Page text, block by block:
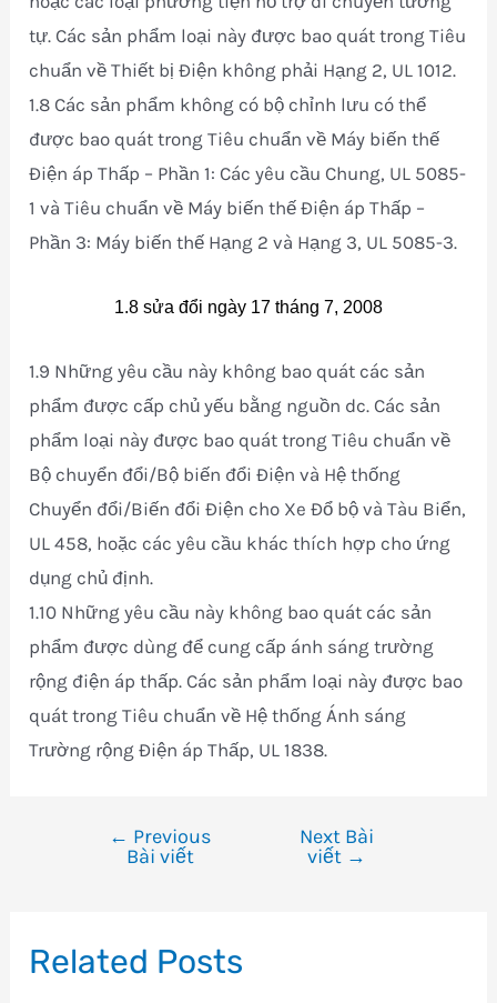
tự. Các sản phẩm loại này được bao quát trong Tiêu
chuẩn về Thiết bị Điện không phải Hạng 2, UL 1012.
1.8 Các sản phẩm không có bộ chỉnh lưu có thể
được bao quát trong Tiêu chuẩn về Máy biến thế
Điện áp Thấp – Phần 1: Các yêu cầu Chung, UL 5085-
1 và Tiêu chuẩn về Máy biến thế Điện áp Thấp –
Phần 3: Máy biến thế Hạng 2 và Hạng 3, UL 5085-3.
1.8 sửa đổi ngày 17 tháng 7, 2008
1.9 Những yêu cầu này không bao quát các sản
phẩm được cấp chủ yếu bằng nguồn dc. Các sản
phẩm loại này được bao quát trong Tiêu chuẩn về
Bộ chuyển đổi/Bộ biến đổi Điện và Hệ thống
Chuyển đổi/Biến đổi Điện cho Xe Đổ bộ và Tàu Biển,
UL 458, hoặc các yêu cầu khác thích hợp cho ứng
dụng chủ định.
1.10 Những yêu cầu này không bao quát các sản
phẩm được dùng để cung cấp ánh sáng trường
rộng điện áp thấp. Các sản phẩm loại này được bao
quát trong Tiêu chuẩn về Hệ thống Ánh sáng
Trường rộng Điện áp Thấp, UL 1838.
viết
← Previous
Bài viết
Next Bài
viết →
Related Posts